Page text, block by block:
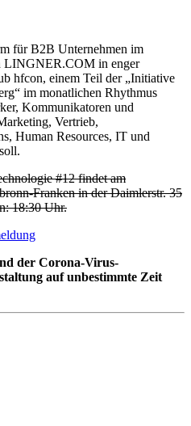
für B2B Unternehmen im
LINGNER.COM in enger
hfcon, einem Teil der „Initiative
im monatlichen Rhythmus
Kommunikatoren und
Vertrieb,
Human Resources, IT und
#12 findet am
Franken in der Daimlerstr. 35
18:30 Uhr.
der Corona-Virus-
auf unbestimmte Zeit